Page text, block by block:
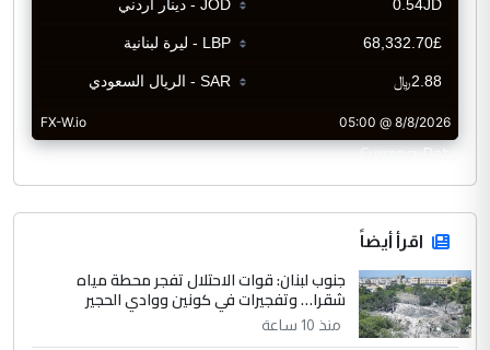
CurrencyRate
اقرأ أيضاً
جنوب لبنان: قوات الاحتلال تفجر محطة مياه
شقرا… وتفجيرات في كونين ووادي الحجير
منذ 10 ساعة